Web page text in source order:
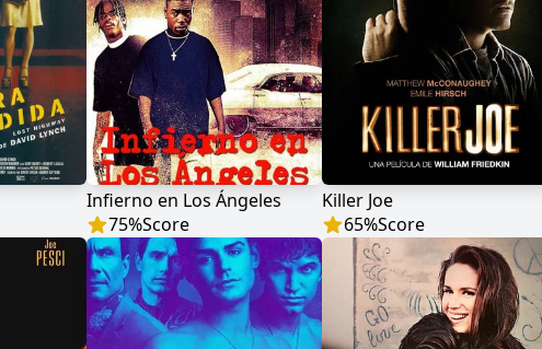
Infierno en Los Ángeles
75%Score
Killer Joe
65%Score